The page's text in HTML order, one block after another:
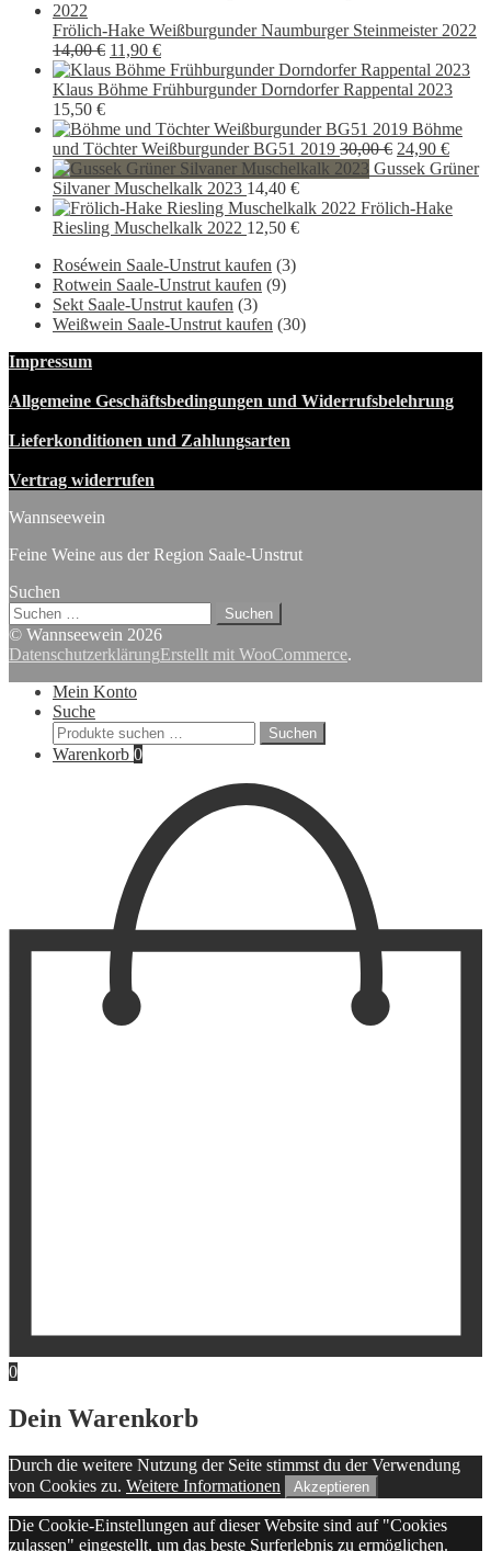
9,90 €5,90
Frölich-Hake Weißburgunder Naumburger Steinmeister 2022
14,00€ Ursprünglicher
Preis
war:
11,90 €Aktueller
Preis
ist:
Klaus Böhme Frühburgunder Dorndorfer Rappental 2023
15,50 €
Böhme
und Töchter Weißburgunder BG51 2019 30,00€
Preis
30,00 €
24,90 €
Preis
24,90
Gussek Grüner
Silvaner Muschelkalk 2023 14,40 €
Frölich-Hake
Riesling Muschelkalk 2022 12,50 €
Roséwein Saale-Unstrut kaufen (3)
Rotwein Saale-Unstrut kaufen (9)
Sekt Saale-Unstrut kaufen (3)
Weißwein Saale-Unstrut kaufen (30)
Impressum
Allgemeine Geschäftsbedingungen und Widerrufsbelehrung
Lieferkonditionen und Zahlungsarten
Vertrag widerrufen
Wannseewein
Feine Weine aus der Region Saale-Unstrut
Suchen
Suchen
nach:
© Wannseewein 2026
DatenschutzerklärungErstellt mit WooCommerce.
Mein Konto
Suche
Suchen
nach:
Suchen
Warenkorb 0
0
Dein Warenkorb
Durch die weitere Nutzung der Seite stimmst du der Verwendung
von Cookies zu. Weitere Informationen Akzeptieren
Die Cookie-Einstellungen auf dieser Website sind auf "Cookies
zulassen" eingestellt, um das beste Surferlebnis zu ermöglichen.